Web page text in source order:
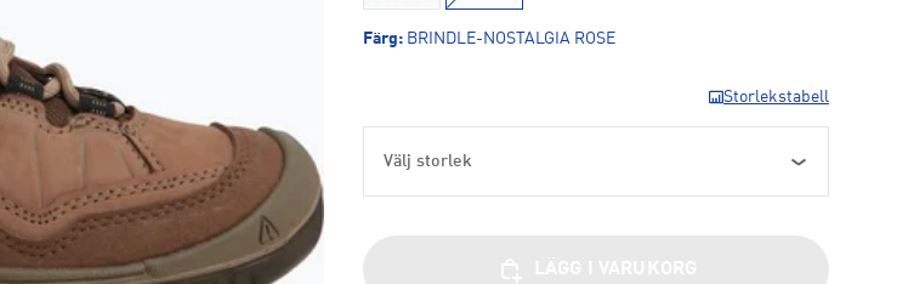
Färg: BRINDLE-NOSTALGIA ROSE
Storlekstabell
Välj storlek